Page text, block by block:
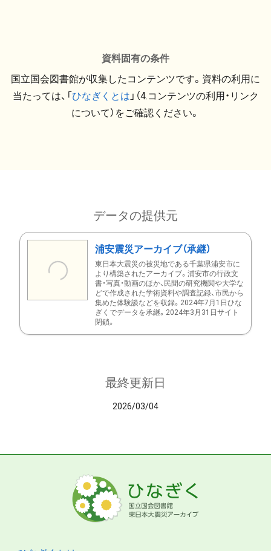
資料固有の条件
国立国会図書館が収集したコンテンツです。資料の利用に
当たっては、「ひなぎくとは 」（4.コンテンツの利用・リンク
について）をご確認ください。
データの提供元
浦安震災アーカイブ（承継）
東日本大震災の被災地である千葉県浦安市に
より構築されたアーカイブ。浦安市の行政文
書・写真・動画のほか、民間の研究機関や大学な
どで作成された学術資料や調査記録、市民から
集めた体験談などを収録。2024年7月1日ひな
ぎくでデータを承継。2024年3月31日サイト
閉鎖。
最終更新日
2026/03/04